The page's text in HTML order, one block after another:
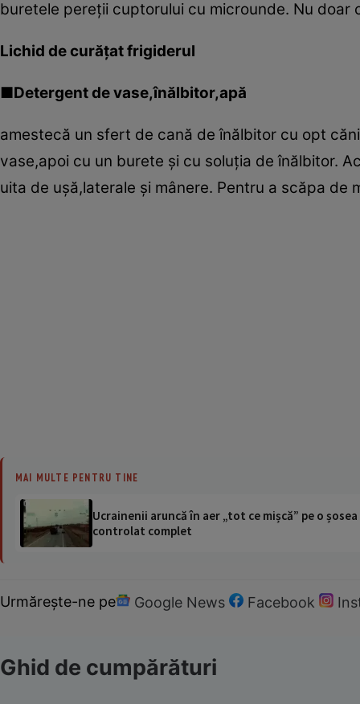
buretele pereţii cuptorului cu microunde. Nu
Lichid de curăţat frigiderul
■Detergent de vase,înălbitor,apă
amestecă un sfert de cană de înălbitor cu opt
vase,apoi cu un burete şi cu soluţia de înălbitor.
uita de uşă,laterale şi mânere. Pentru a scăpa
MAI MULTE PENTRU TINE
Ucrainenii aruncă în aer „tot ce mișcă” pe o
controlat complet
Urmărește-ne pe Google News Facebook
Ghid de cumpărături